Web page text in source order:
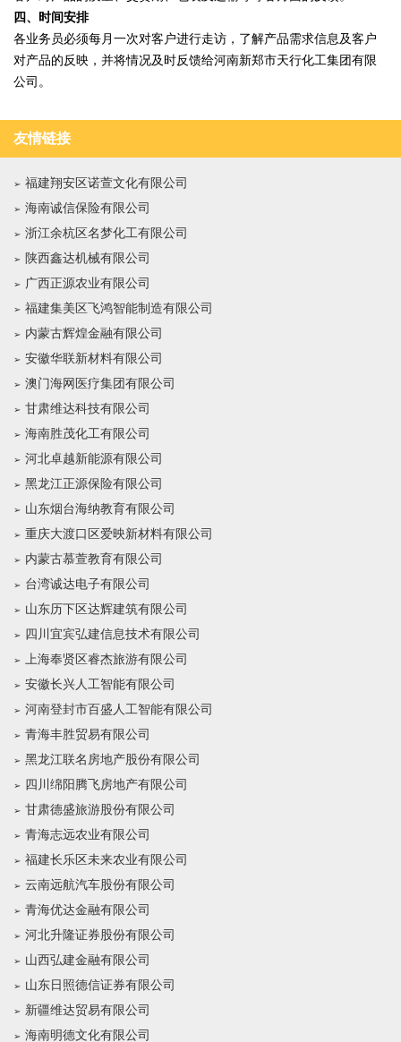
四、时间安排
各业务员必须每月一次对客户进行走访，了解产品需求信息及客户
对产品的反映，并将情况及时反馈给河南新郑市天行化工集团有限
公司。
友情链接
福建翔安区诺萱文化有限公司
海南诚信保险有限公司
浙江余杭区名梦化工有限公司
陕西鑫达机械有限公司
广西正源农业有限公司
福建集美区飞鸿智能制造有限公司
内蒙古辉煌金融有限公司
安徽华联新材料有限公司
澳门海网医疗集团有限公司
甘肃维达科技有限公司
海南胜茂化工有限公司
河北卓越新能源有限公司
黑龙江正源保险有限公司
山东烟台海纳教育有限公司
重庆大渡口区爱映新材料有限公司
内蒙古慕萱教育有限公司
台湾诚达电子有限公司
山东历下区达辉建筑有限公司
四川宜宾弘建信息技术有限公司
上海奉贤区睿杰旅游有限公司
安徽长兴人工智能有限公司
河南登封市百盛人工智能有限公司
青海丰胜贸易有限公司
黑龙江联名房地产股份有限公司
四川绵阳腾飞房地产有限公司
甘肃德盛旅游股份有限公司
青海志远农业有限公司
福建长乐区未来农业有限公司
云南远航汽车股份有限公司
青海优达金融有限公司
河北升隆证券股份有限公司
山西弘建金融有限公司
山东日照德信证券有限公司
新疆维达贸易有限公司
海南明德文化有限公司